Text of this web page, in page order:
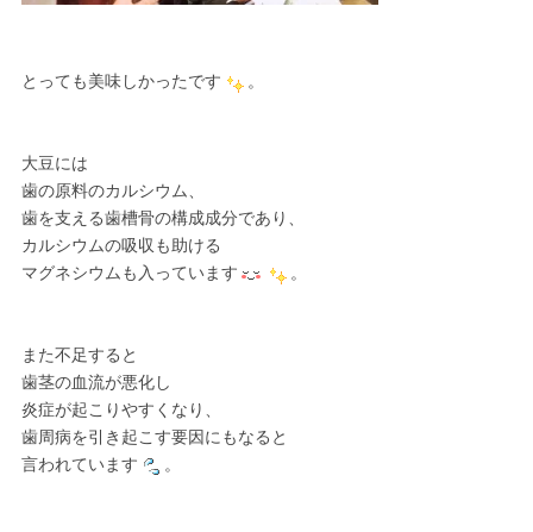
とっても美味しかったです 。
大豆には
歯の原料のカルシウム、
歯を支える歯槽骨の構成成分であり、
カルシウムの吸収も助ける
マグネシウムも入っています
。
また不足すると
歯茎の血流が悪化し
炎症が起こりやすくなり、
歯周病を引き起こす要因にもなると
言われています
。